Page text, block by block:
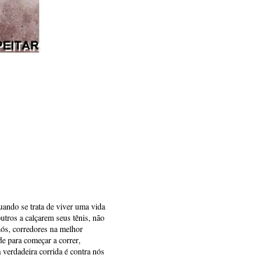
se trata de viver uma vida
a calçarem seus tênis, não
corredores na melhor
para começar a correr,
corrida é contra nós